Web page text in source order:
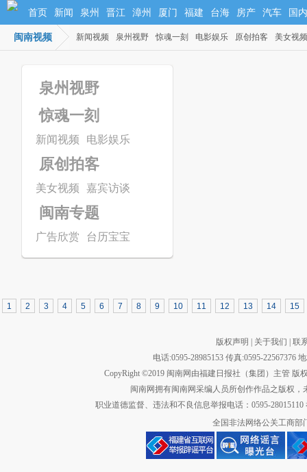
首页 新闻 泉州 晋江 漳州 厦门 福建 台海 房产 汽车 国内
闽南视频 新闻视频 泉州视野 惊魂一刻 电影娱乐 原创拍客 美女视频
泉州视野
惊魂一刻
新闻视频 电影娱乐
原创拍客
美女视频 嘉宾访谈
闽南专题
广告欣赏 台历宝宝
1 2 3 4 5 6 7 8 9 10 11 12 13 14 15
版权声明 关于我们
联
电话:0595-28985153 传真:0595-
CopyRight ©2019 闽南网由福建日报社（集团）主管 版
闽南网拥有闽南网采编人员所创作作品之版权
职业道德监督、违法和不良信息举报电话：0595-
全国非法网络公关工商部